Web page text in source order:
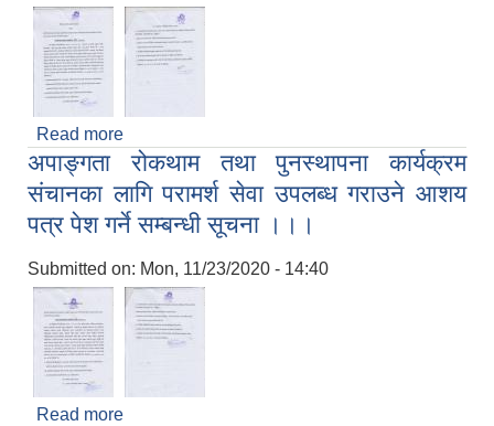
Read more
(मेडपा) संचालनका लागि परामर्श सेवा उपलब्ध गराउने आशय
पत्र पेश गर्ने सम्बन्धी सूचना ।।।
अपाङ्गता रोकथाम तथा पुनस्थापना कार्यक्रम
संचानका लागि परामर्श सेवा उपलब्ध गराउने आशय
पत्र पेश गर्ने सम्बन्धी सूचना ।।।
Submitted on: Mon, 11/23/2020 - 14:40
Read more